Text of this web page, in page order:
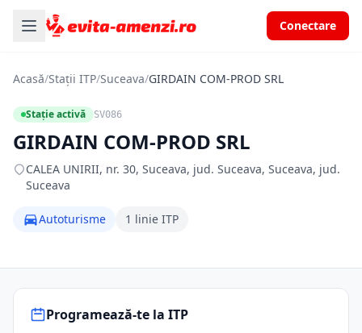
Conectare
Acasă/Stații ITP/Suceava/GIRDAIN COM-PROD SRL
Stație activă SV086
GIRDAIN COM-PROD SRL
CALEA UNIRII, nr. 30, Suceava, jud. Suceava, Suceava, jud.
Suceava
Autoturisme 1 linie ITP
Programează-te la ITP